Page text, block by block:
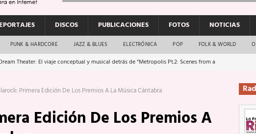
DISCOS PUBLICACIONES FOTOS NOTICIAS
PUNK & HARDCORE JAZZ & BLUES ELECTRÓNICA POP FOLK & WORLD
Theater: El viaje conceptual y musical detrás de “Metropolis Pt.2: Scenes from a
Con Todo: El rock urbano sigue en buenas manos
ENTREVISTAS
Ave Exsilyum, los que van a escucharte te saludan
ENTREVISTAS
Primera Edición De Los Premios A La Música Cántabra
Edición De Los Premios A